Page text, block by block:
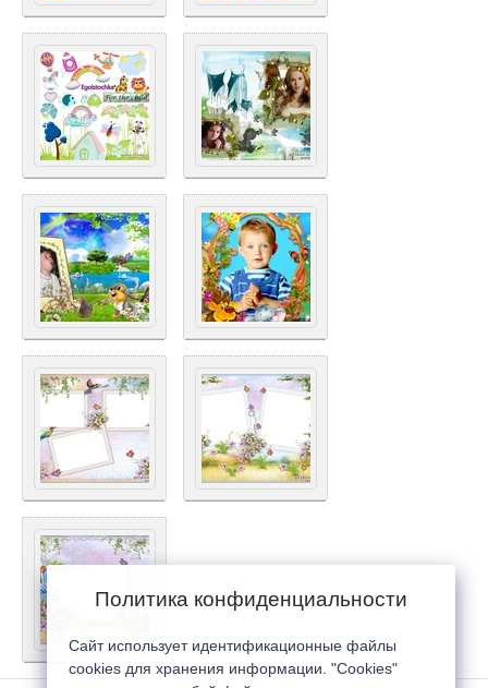
Политика конфиденциальности
Сайт использует идентификационные файлы
cookies для хранения информации. "Cookies"